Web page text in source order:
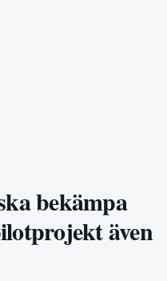
bekämpa
även